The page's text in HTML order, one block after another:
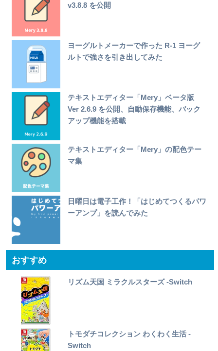
v3.8.8 を公開
ヨーグルトメーカーで作った R-1 ヨーグ
ルトで強さを引き出してみた
テキストエディター「Mery」ベータ版
Ver 2.6.9 を公開、自動保存機能、バック
アップ機能を搭載
テキストエディター「Mery」の配色テー
マ集
日曜日は電子工作！「はじめてつくるパワ
ーアンプ」を読んでみた
おすすめ
リズム天国 ミラクルスターズ -Switch
トモダチコレクション わくわく生活 -
Switch